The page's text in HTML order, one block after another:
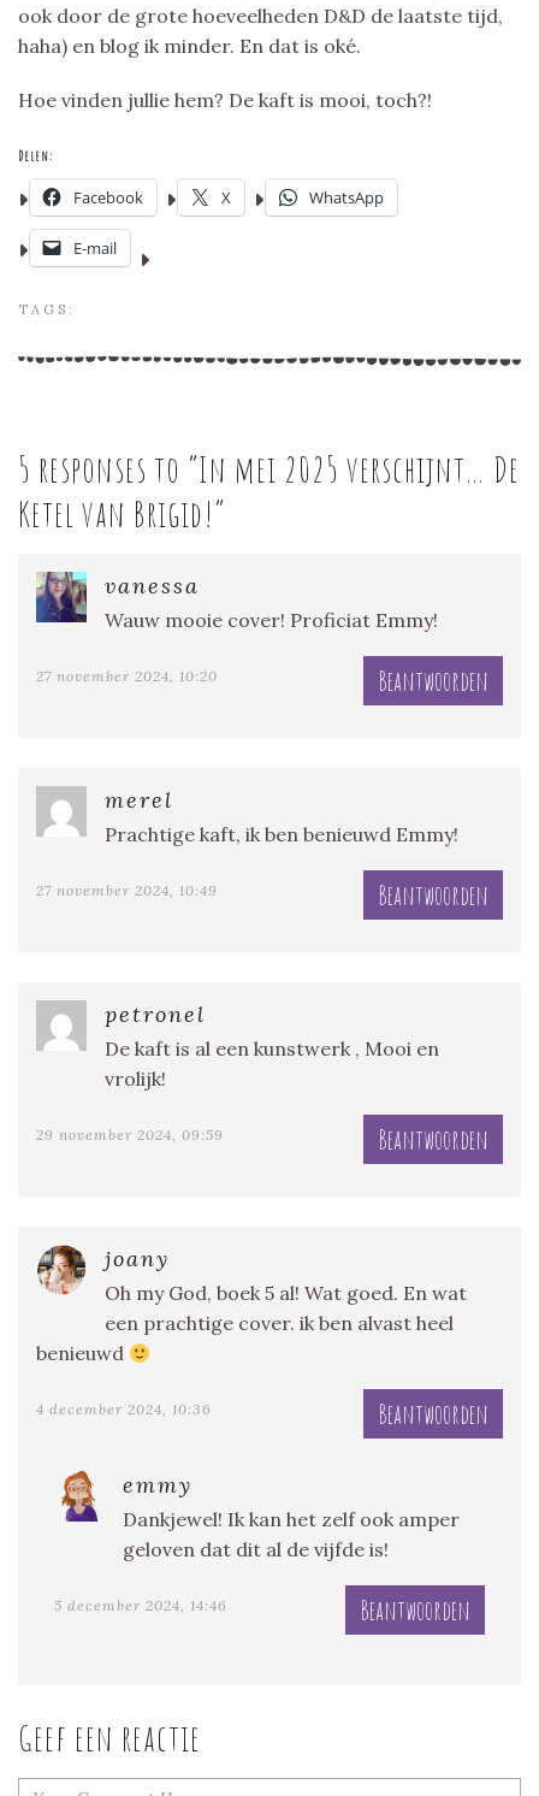
ook door de grote hoeveelheden D&D de laatste tijd,
haha) en blog ik minder. En dat is oké.
Hoe vinden jullie hem? De kaft is mooi, toch?!
Delen:
Facebook X WhatsApp
E-mail
TAGS:
5 responses to “In mei 2025 verschijnt… De
Ketel van Brigid!”
vanessa
Wauw mooie cover! Proficiat Emmy!
27 november 2024, 10:20 Beantwoorden
merel
Prachtige kaft, ik ben benieuwd Emmy!
27 november 2024, 10:49 Beantwoorden
petronel
De kaft is al een kunstwerk , Mooi en
vrolijk!
29 november 2024, 09:59 Beantwoorden
joany
Oh my God, boek 5 al! Wat goed. En wat
een prachtige cover. ik ben alvast heel
benieuwd
4 december 2024, 10:36 Beantwoorden
emmy
Dankjewel! Ik kan het zelf ook amper
geloven dat dit al de vijfde is!
5 december 2024, 14:46 Beantwoorden
Geef een reactie